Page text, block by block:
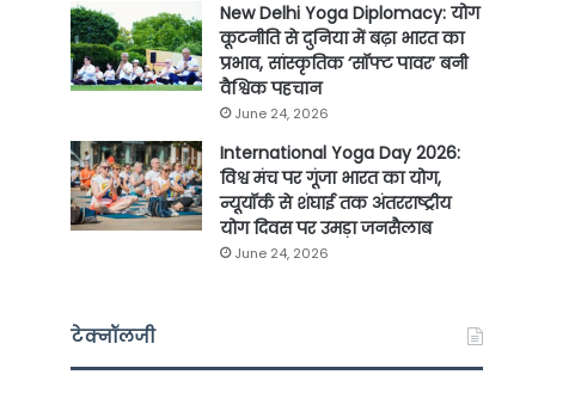
New Delhi Yoga Diplomacy: योग
कूटनीति से दुनिया में बढ़ा भारत का
प्रभाव, सांस्कृतिक ‘सॉफ्ट पावर’ बनी
वैश्विक पहचान
June 24, 2026
International Yoga Day 2026:
विश्व मंच पर गूंजा भारत का योग,
न्यूयॉर्क से शंघाई तक अंतरराष्ट्रीय
योग दिवस पर उमड़ा जनसैलाब
June 24, 2026
टेक्नॉलजी